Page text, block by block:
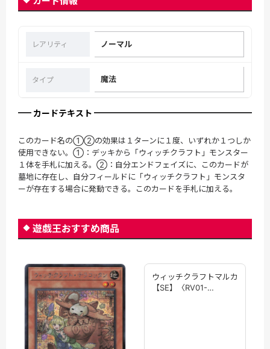
レアリティ ノーマル
タイプ 魔法
カードテキスト
このカード名の①②の効果は１ターンに１度、いずれか１つしか
使用できない。①：デッキから「ウィッチクラフト」モンスター
１体を手札に加える。②：自分エンドフェイズに、このカードが
墓地に存在し、自分フィールドに「ウィッチクラフト」モンスタ
ーが存在する場合に発動できる。このカードを手札に加える。
遊戯王おすすめ商品